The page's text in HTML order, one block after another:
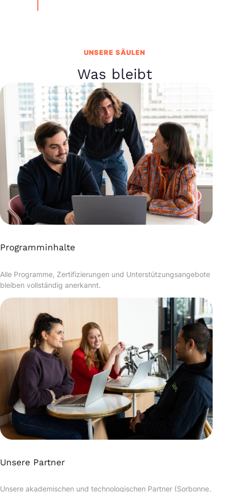
UNSERE SÄULEN
Was bleibt
Programminhalte
Alle Programme, Zertifizierungen und Unterstützungsangebote
bleiben vollständig anerkannt.
Unsere Partner
Unsere akademischen und technologischen Partner (Sorbonne,